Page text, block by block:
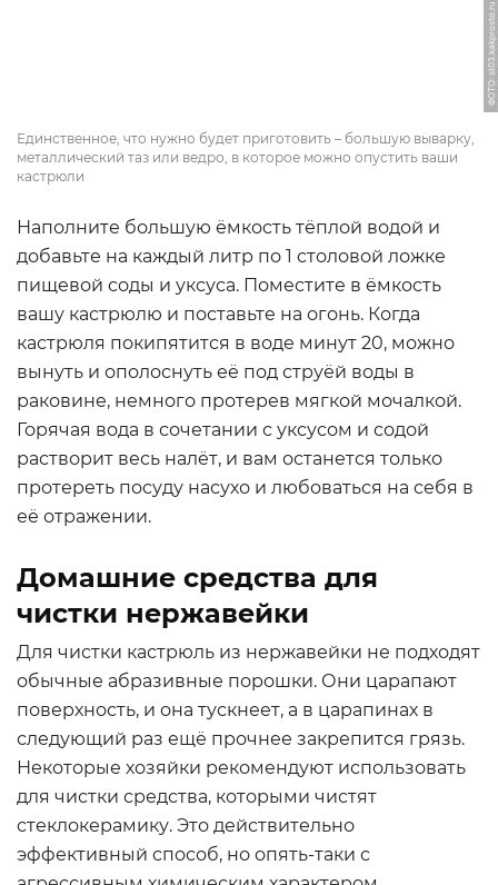
ФОТО: st03.kakprosto.ru
Единственное, что нужно будет приготовить – большую выварку,
металлический таз или ведро, в которое можно опустить ваши
кастрюли
Наполните большую ёмкость тёплой водой и
добавьте на каждый литр по 1 столовой ложке
пищевой соды и уксуса. Поместите в ёмкость
вашу кастрюлю и поставьте на огонь. Когда
кастрюля покипятится в воде минут 20, можно
вынуть и ополоснуть её под струёй воды в
раковине, немного протерев мягкой мочалкой.
Горячая вода в сочетании с уксусом и содой
растворит весь налёт, и вам останется только
протереть посуду насухо и любоваться на себя в
её отражении.
Домашние средства для
чистки нержавейки
Для чистки кастрюль из нержавейки не подходят
обычные абразивные порошки. Они царапают
поверхность, и она тускнеет, а в царапинах в
следующий раз ещё прочнее закрепится грязь.
Некоторые хозяйки рекомендуют использовать
для чистки средства, которыми чистят
стеклокерамику. Это действительно
эффективный способ, но опять-таки с